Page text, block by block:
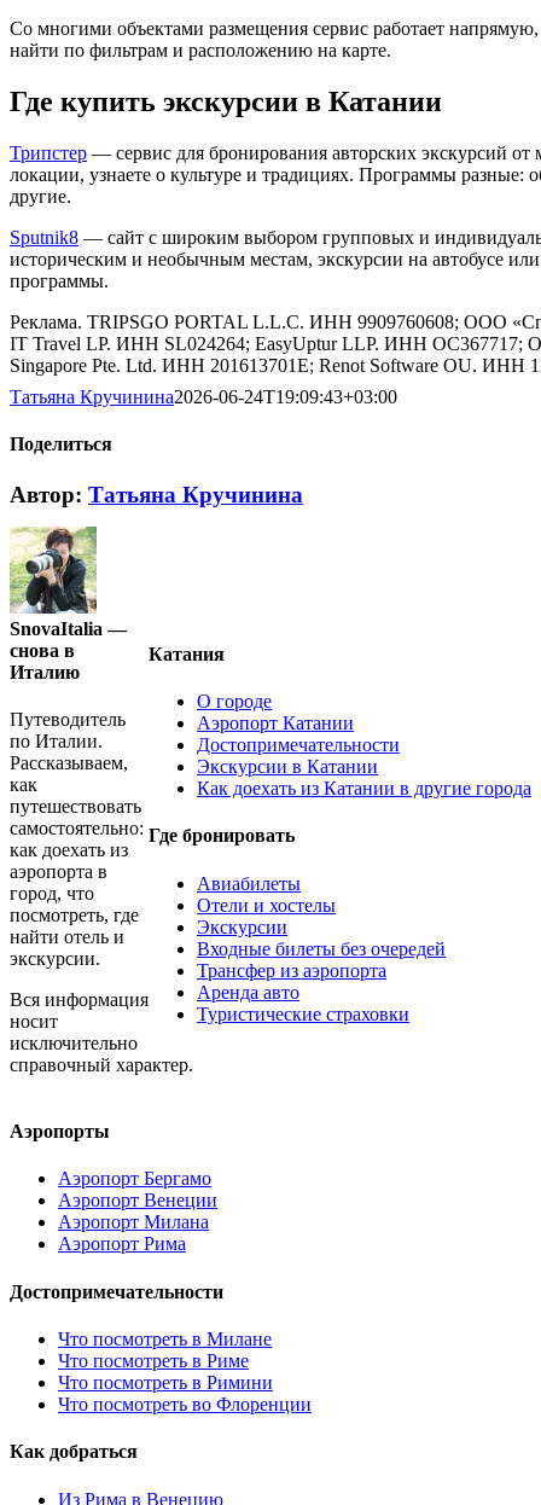
Со многими объектами размещения сервис работает
найти по фильтрам и расположению на карте.
Где купить экскурсии в Катании
Трипстер — сервис для бронирования авторских экскурсий
локации, узнаете о культуре и традициях. Программы
другие.
Sputnik8 — сайт с широким выбором групповых и
историческим и необычным местам, экскурсии на автобусе
программы.
Реклама. TRIPSGO PORTAL L.L.C. ИНН 9909760608; ООО
IT Travel LP. ИНН SL024264; EasyUptur LLP. ИНН OC367717;
Singapore Pte. Ltd. ИНН 201613701E; Renot Software OU. ИНН
Татьяна Кручинина2026-06-24T19:09:43+03:00
Поделиться
Vk
Автор: Татьяна Кручинина
Катания
О городе
Аэропорт Катании
Достопримечательности
Экскурсии в Катании
Как доехать из Катании в другие города
Где бронировать
Авиабилеты
Отели и хостелы
Экскурсии
Входные билеты без очередей
Трансфер из аэропорта
Аренда авто
Туристические страховки
SnovaItalia —
снова в
Италию
Путеводитель
по Италии.
Рассказываем,
как
путешествовать
самостоятельно:
как доехать из
аэропорта в
город, что
посмотреть, где
найти отель и
экскурсии.
Вся информация
носит
исключительно
справочный характер.
Аэропорты
Аэропорт Бергамо
Аэропорт Венеции
Аэропорт Милана
Аэропорт Рима
Достопримечательности
Что посмотреть в Милане
Что посмотреть в Риме
Что посмотреть в Римини
Что посмотреть во Флоренции
Как добраться
Из Рима в Венецию